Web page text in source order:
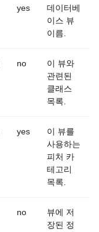
yes
데이터베
이스 뷰
이름.
no
이 뷰와
관련된
클래스
목록.
yes
이 뷰를
사용하는
피처 카
테고리
목록.
no
뷰에 저
장된 정